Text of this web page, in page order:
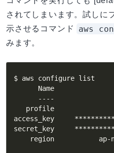
されてしまいます。試しに
示させるコマンド
aws
みます。
$ aws configure list
Name
----
profile
access_key
secret_key
region